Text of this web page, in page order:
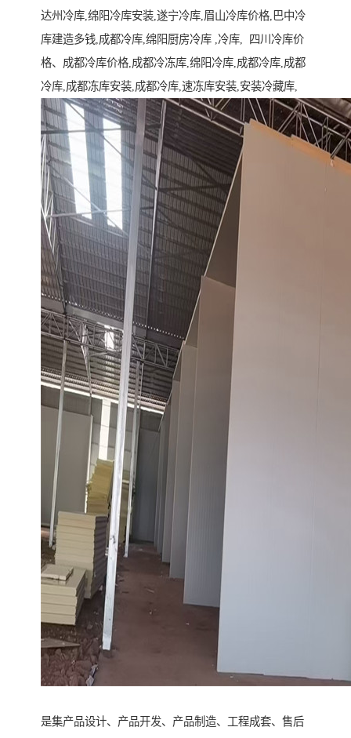
达州冷库,绵阳冷库安装,遂宁冷库,眉山冷库价格,巴中冷
库建造多钱,成都冷库,绵阳厨房冷库 ,冷库, 四川冷库价
格、成都冷库价格,成都冷冻库,绵阳冷库,成都冷库,成都
冷库,成都冻库安装,成都冷库,速冻库安装,安装冷藏库,
是集产品设计、产品开发、产品制造、工程成套、售后